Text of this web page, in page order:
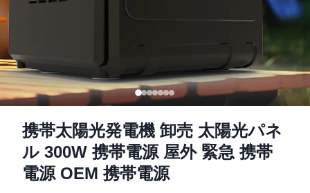
携帯太陽光発電機 卸売 太陽光パネ
ル 300W 携帯電源 屋外 緊急 携帯
電源 OEM 携帯電源